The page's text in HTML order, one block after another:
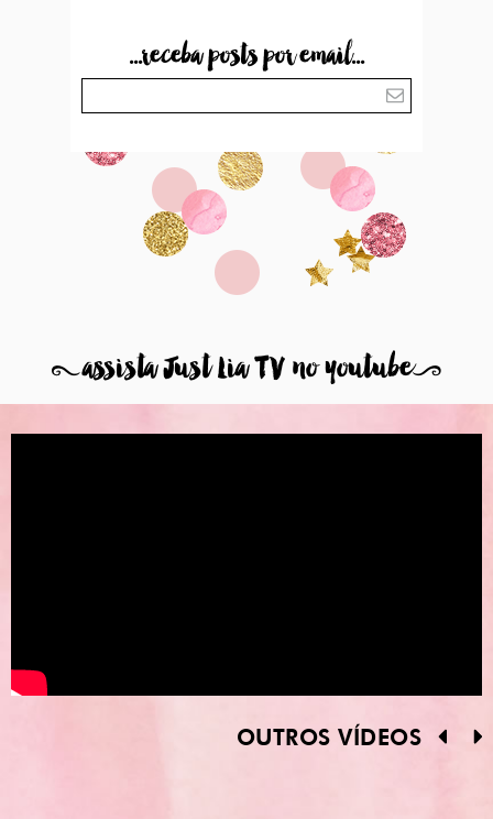
...receba posts por email...
8assista Just Lia TV no youtube9
OUTROS VÍDEOS